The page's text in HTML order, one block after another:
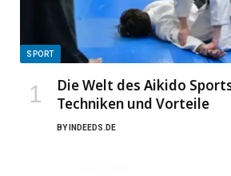
SPORT
Die Welt des Aikido
Techniken und Vorteile
BY INDEEDS.DE